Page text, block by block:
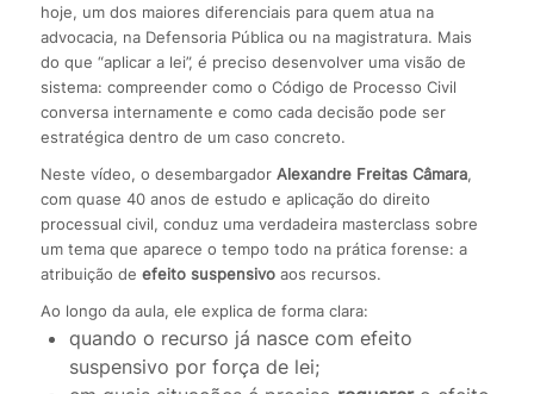
hoje, um dos maiores diferenciais para quem atua na
advocacia, na Defensoria Pública ou na magistratura. Mais
do que “aplicar a lei”, é preciso desenvolver uma visão de
sistema: compreender como o Código de Processo Civil
conversa internamente e como cada decisão pode ser
estratégica dentro de um caso concreto.
Neste vídeo, o desembargador Alexandre Freitas Câmara,
com quase 40 anos de estudo e aplicação do direito
processual civil, conduz uma verdadeira masterclass sobre
um tema que aparece o tempo todo na prática forense: a
atribuição de efeito suspensivoaos recursos.
Ao longo da aula, ele explica de forma clara:
quando o recurso já nasce com efeito
suspensivo por força de lei;